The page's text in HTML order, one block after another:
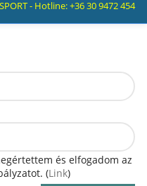
- Hotline: +36 30 9472 454
és elfogadom az
(Link)